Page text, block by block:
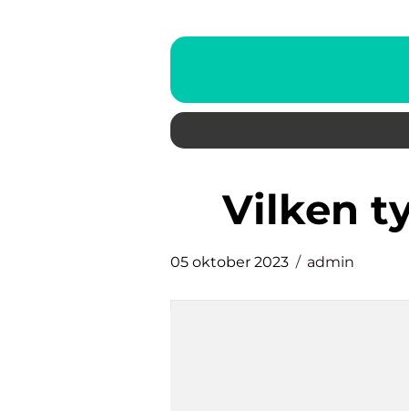
vilken
05 oktober 2023 admin